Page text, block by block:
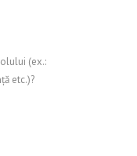
(ex.:
etc.)?